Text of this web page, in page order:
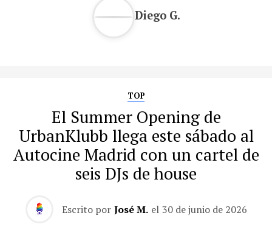
Diego G.
TOP
El Summer Opening de
UrbanKlubb llega este sábado al
Autocine Madrid con un cartel de
seis DJs de house
Escrito por José M. el 30 de junio de 2026